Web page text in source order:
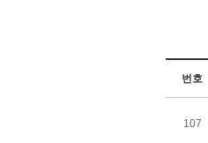
번호
107